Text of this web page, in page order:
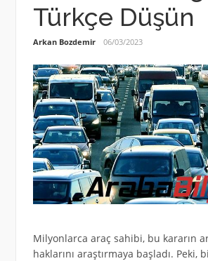
Türkçe Düşün
Arkan Bozdemir 06/03/2023
Milyonlarca araç sahibi, bu kararın
haklarını araştırmaya başladı. Peki,